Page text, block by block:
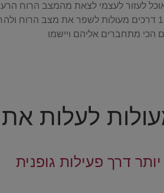
לעזור לעצמי לצאת מהמצב הרוח הרע
מתחברים אליהם ויישמו